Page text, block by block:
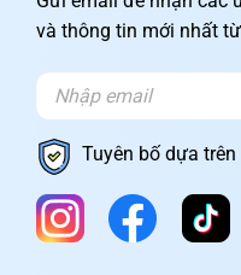
và thông tin mới nhất
Tuyên bố dựa